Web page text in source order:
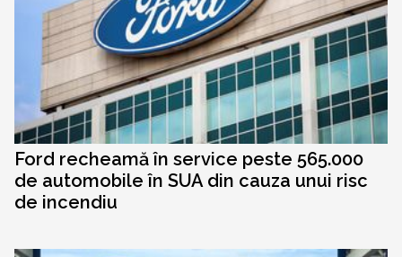
Ford recheamă în service peste 565.000
de automobile în SUA din cauza unui risc
de incendiu